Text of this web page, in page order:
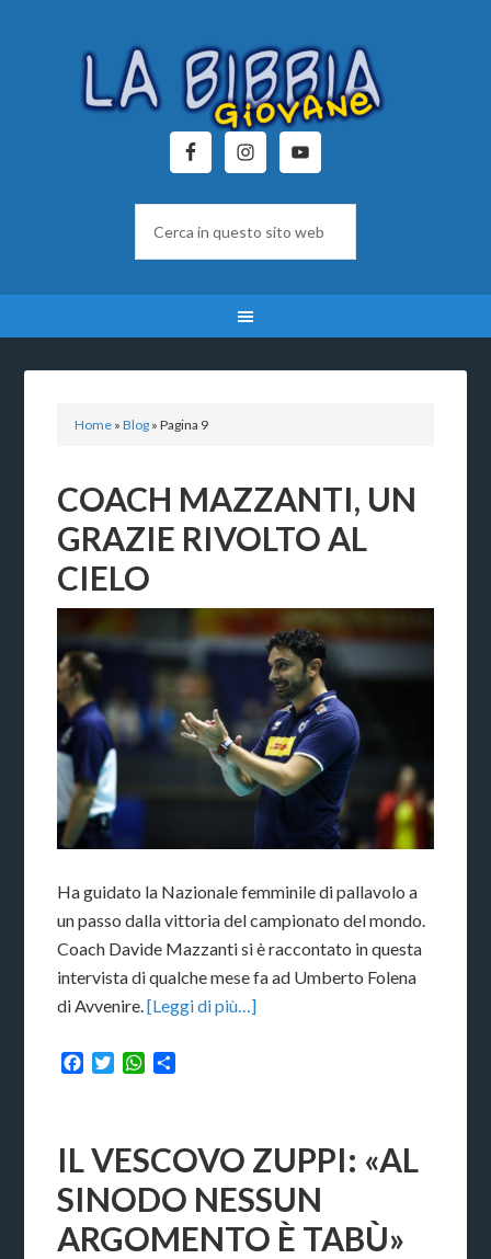
Home »Blog »Pagina 9
COACH MAZZANTI, UN
GRAZIE RIVOLTO AL
CIELO
Ha guidato la Nazionale femminile di pallavolo a
un passo dalla vittoria del campionato del mondo.
Coach Davide Mazzanti si è raccontato in questa
intervista di qualche mese fa ad Umberto Folena
di Avvenire.[Leggi di più…]
Facebook
TwitterWhatsApp
IL VESCOVO ZUPPI: «AL
SINODO NESSUN
ARGOMENTO È TABÙ»